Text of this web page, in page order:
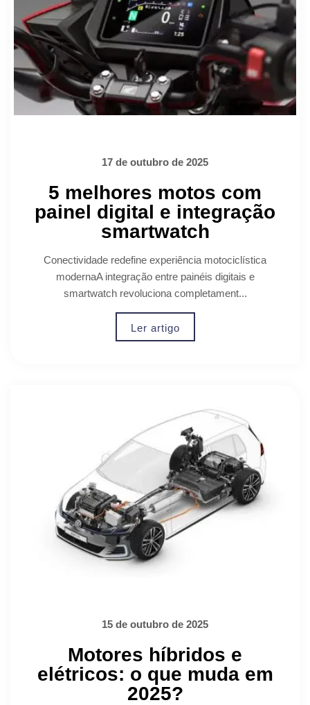
17 de outubro de 2025
5 melhores motos com
painel digital e integração
smartwatch
Conectividade redefine experiência motociclística
modernaA integração entre painéis digitais e
smartwatch revoluciona completament...
Ler artigo
15 de outubro de 2025
Motores híbridos e
elétricos: o que muda em
2025?